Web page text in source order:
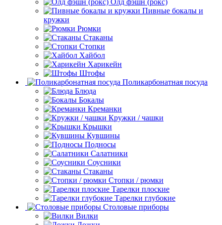
Пивные бокалы и
кружки
Рюмки
Стаканы
Стопки
Хайбол
Харикейн
Штофы
Поликарбонатная посуда
Блюда
Бокалы
Креманки
Кружки / чашки
Крышки
Кувшины
Подносы
Салатники
Соусники
Стаканы
Стопки / рюмки
Тарелки плоские
Тарелки глубокие
Столовые приборы
Вилки